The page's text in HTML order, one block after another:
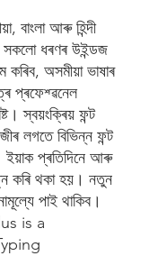
বাংলা আৰু হিন্দী
সকলো ধৰণৰ উইন্ডজ
কৰিব, অসমীয়া ভাষাৰ
প্ৰফেশ্ৱনেল
স্বয়ংক্ৰিয় ফন্ট
লগতে বিভিন্ন ফন্ট
প্ৰতিদিনে আৰু
কৰি থকা হয়। নতুন
পাই থাকিব।
is a